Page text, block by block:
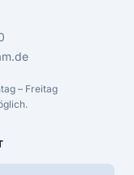
– Freitag